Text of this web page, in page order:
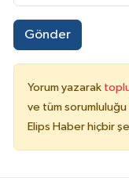
Gönder
Yorum yazarak
ve tüm
Elips Haber hiçbir